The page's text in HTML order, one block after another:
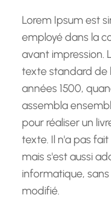
Lorem Ipsum est
employé dans la
avant impression.
texte standard de
années 1500,
assembla
pour réaliser un
texte. Il n'a pas
mais s'est aussi
informatique,
modifié.